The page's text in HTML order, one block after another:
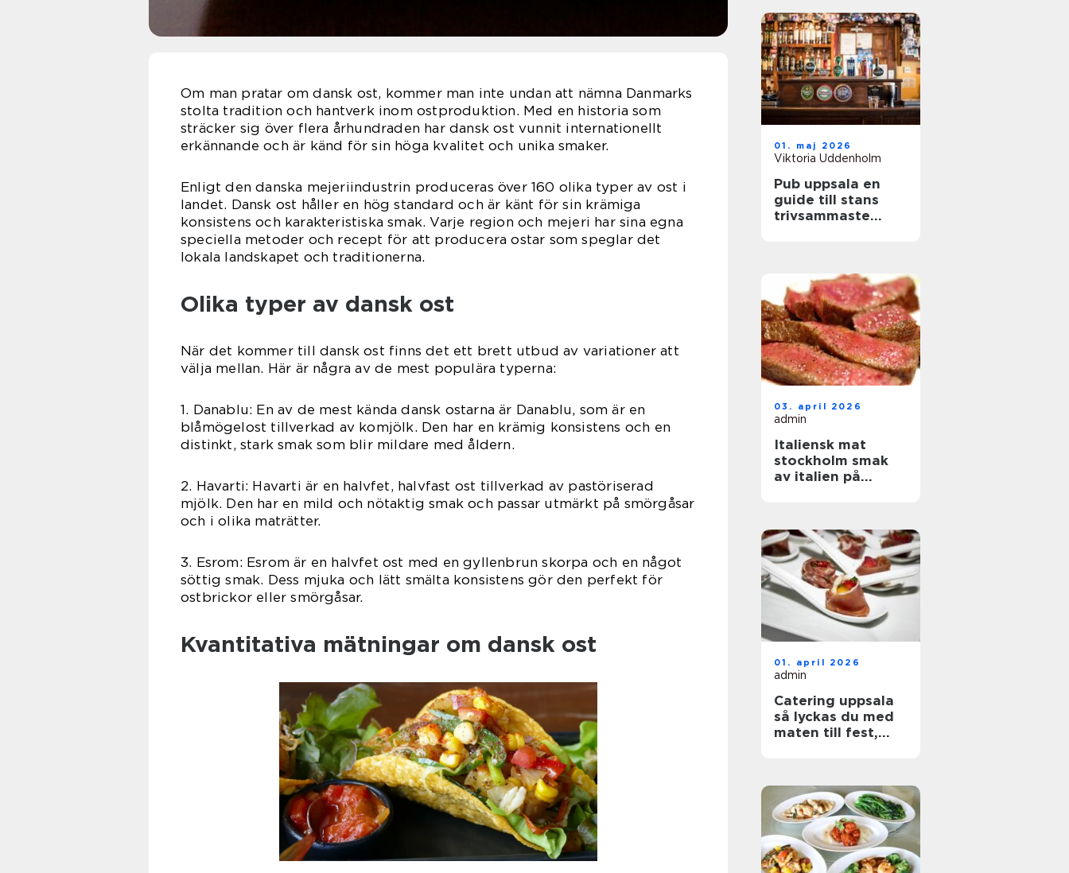
Om man pratar om dansk ost, kommer man inte undan att nämna Danmarks
stolta tradition och hantverk inom ostproduktion. Med en historia som
sträcker sig över flera århundraden har dansk ost vunnit internationellt
erkännande och är känd för sin höga kvalitet och unika smaker.
Enligt den danska mejeriindustrin produceras över 160 olika typer av ost i
landet. Dansk ost håller en hög standard och är känt för sin krämiga
konsistens och karakteristiska smak. Varje region och mejeri har sina egna
speciella metoder och recept för att producera ostar som speglar det
lokala landskapet och traditionerna.
Olika typer av dansk ost
När det kommer till dansk ost finns det ett brett utbud av variationer att
välja mellan. Här är några av de mest populära typerna:
1. Danablu: En av de mest kända dansk ostarna är Danablu, som är en
blåmögelost tillverkad av komjölk. Den har en krämig konsistens och en
distinkt, stark smak som blir mildare med åldern.
2. Havarti: Havarti är en halvfet, halvfast ost tillverkad av pastöriserad
mjölk. Den har en mild och nötaktig smak och passar utmärkt på smörgåsar
och i olika maträtter.
3. Esrom: Esrom är en halvfet ost med en gyllenbrun skorpa och en något
söttig smak. Dess mjuka och lätt smälta konsistens gör den perfekt för
ostbrickor eller smörgåsar.
Kvantitativa mätningar om dansk ost
01. maj 2026
Viktoria Uddenholm
Pub uppsala en
guide till stans
trivsammaste
03. april 2026
admin
Italiensk mat
stockholm smak
av italien på
01. april 2026
admin
Catering uppsala
så lyckas du med
maten till fest,